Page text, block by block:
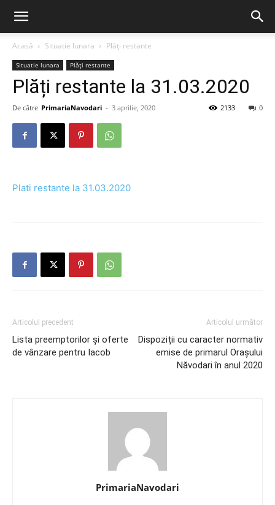
Acasă Situatie lunara Plăți restante
Situatie lunara Plăți restante
Plăți restante la 31.03.2020
De către PrimariaNavodari - 3 aprilie, 2020 0
2133
Plati restante la 31.03.2020
Articolul precedent
Lista preemptorilor și oferte
de vânzare pentru Iacob
Articolul următor
Dispoziții cu caracter normativ
emise de primarul Orașului
Năvodari în anul 2020
PrimariaNavodari